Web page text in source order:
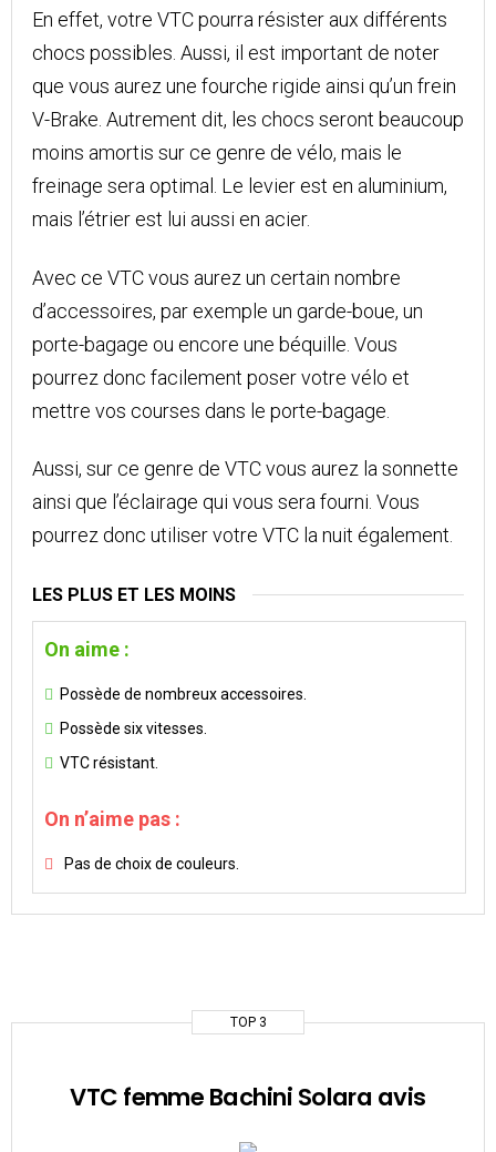
En effet, votre VTC pourra résister aux différents
chocs possibles. Aussi, il est important de noter
que vous aurez une fourche rigide ainsi qu’un frein
V-Brake. Autrement dit, les chocs seront beaucoup
moins amortis sur ce genre de vélo, mais le
freinage sera optimal. Le levier est en aluminium,
mais l’étrier est lui aussi en acier.
Avec ce VTC vous aurez un certain nombre
d’accessoires, par exemple un garde-boue, un
porte-bagage ou encore une béquille. Vous
pourrez donc facilement poser votre vélo et
mettre vos courses dans le porte-bagage.
Aussi, sur ce genre de VTC vous aurez la sonnette
ainsi que l’éclairage qui vous sera fourni. Vous
pourrez donc utiliser votre VTC la nuit également.
LES PLUS ET LES MOINS
On aime :
Possède de nombreux accessoires.
Possède six vitesses.
VTC résistant.
On n’aime pas :
Pas de choix de couleurs.
TOP 3
VTC femme Bachini Solara avis